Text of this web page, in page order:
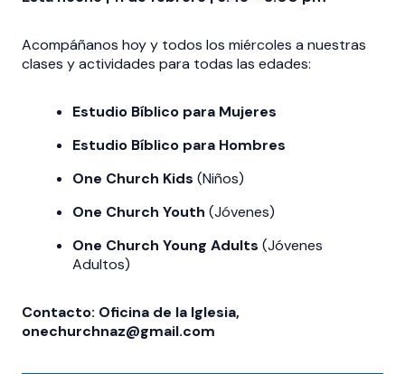
Acompáñanos hoy y todos los miércoles a nuestras
clases y actividades para todas las edades:
Estudio Bíblico para Mujeres
Estudio Bíblico para Hombres
One Church Kids (Niños)
One Church Youth (Jóvenes)
One Church Young Adults (Jóvenes
Adultos)
Contacto: Oficina de la Iglesia,
onechurchnaz@gmail.com